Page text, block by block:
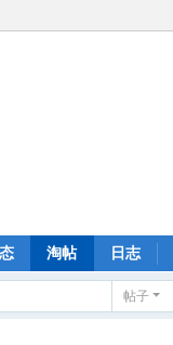
淘帖 日志
帖子